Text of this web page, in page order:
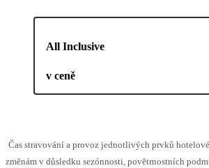
All Inclusive
v ceně
Čas stravování a provoz jednotlivých prvků
změnám v důsledku sezónnosti, povětrnostních